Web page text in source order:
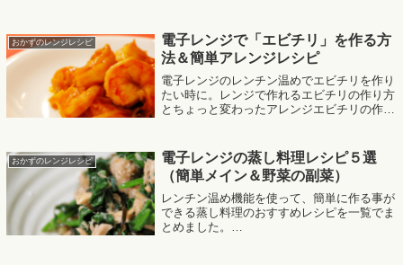
おかずのレンジレシピ
電子レンジで「エビチリ」を作る方
法＆簡単アレンジレシピ
電子レンジのレンチン温めでエビチリを作り
たい時に。レンジで作れるエビチリの作り方
とちょっと変わったアレンジエビチリの作り
size:'300...
おかずのレンジレシピ
電子レンジの蒸し料理レシピ５選
（簡単メイン＆野菜の副菜）
レンチン温め機能を使って、簡単に作る事が
できる蒸し料理のおすすめレシピを一覧でま
とめました。